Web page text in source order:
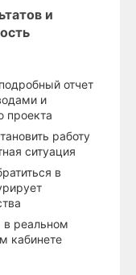
и
отчет
и
проекта
работу
ситуация
в
в реальном
кабинете